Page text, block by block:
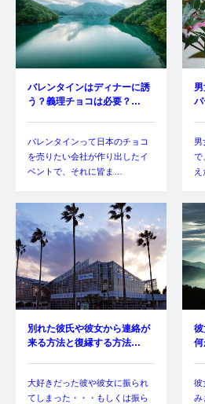
バレンタインはディナーに誘
う？義理チョコは必要？…
バレンタインって日本のチョコ
を売りたい会社が作り出したイ
ベントで、それに皆ま…
男
で
別れた彼氏や彼女から連絡が
来る方法と復縁する方法…
大好きだった彼や彼女に振られ
てしまった・・・もしくは振ら
彼
み